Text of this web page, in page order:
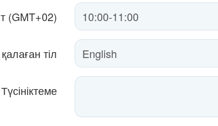
(GMT+02)
тіл
Түсініктеме